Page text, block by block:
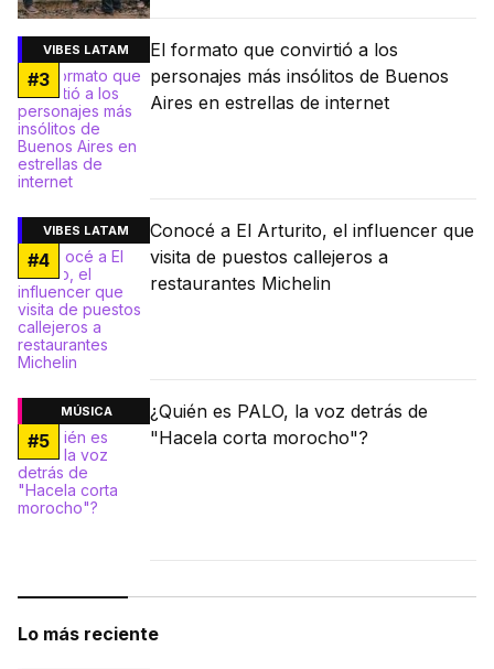
VIBES LATAM
#3
El formato que convirtió a los
personajes más insólitos de Buenos
Aires en estrellas de internet
VIBES LATAM
#4
Conocé a El Arturito, el influencer que
visita de puestos callejeros a
restaurantes Michelin
MÚSICA
#5
¿Quién es PALO, la voz detrás de
"Hacela corta morocho"?
Lo más reciente